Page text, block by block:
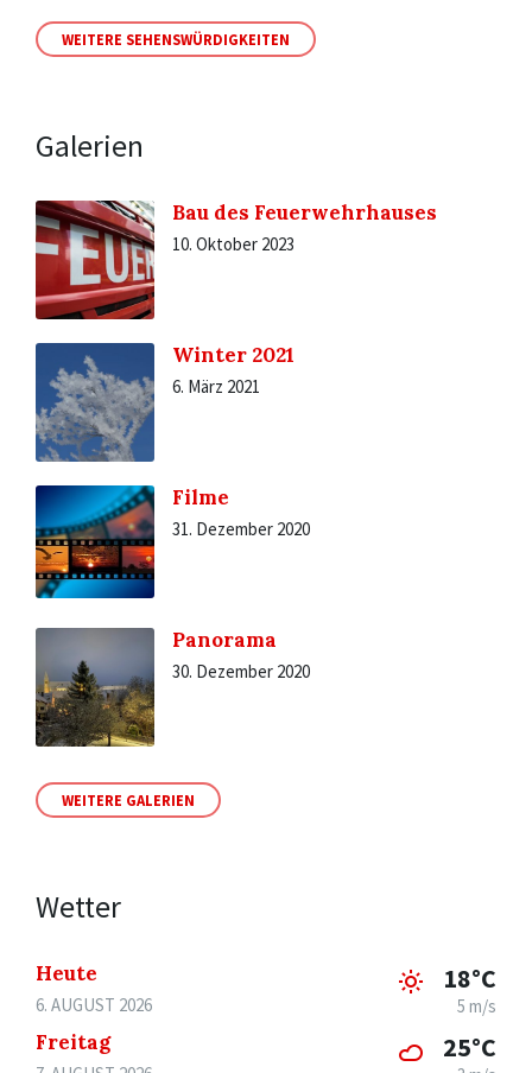
WEITERE SEHENSWÜRDIGKEITEN
Galerien
Bau des Feuerwehrhauses
10. Oktober 2023
Winter 2021
6. März 2021
Filme
31. Dezember 2020
Panorama
30. Dezember 2020
WEITERE GALERIEN
Wetter
Heute
6. AUGUST 2026
18°C
5 m/s
Freitag 25°C